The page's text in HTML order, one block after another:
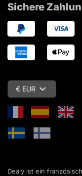
Sichere
€ EUR
Dealy ist ein